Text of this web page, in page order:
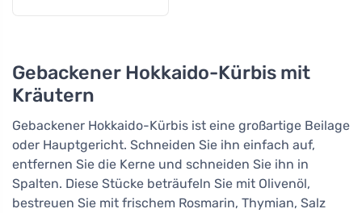
Gebackener Hokkaido-Kürbis mit
Kräutern
Gebackener Hokkaido-Kürbis ist eine großartige Beilage
oder Hauptgericht. Schneiden Sie ihn einfach auf,
entfernen Sie die Kerne und schneiden Sie ihn in
Spalten. Diese Stücke beträufeln Sie mit Olivenöl,
bestreuen Sie mit frischem Rosmarin, Thymian, Salz